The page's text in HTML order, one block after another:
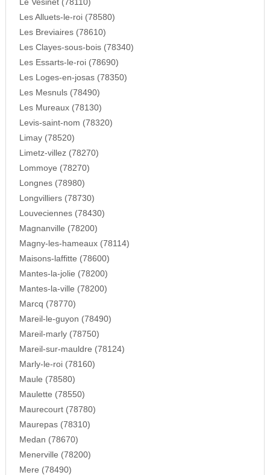
Le Vesinet (78110)
Les Alluets-le-roi (78580)
Les Breviaires (78610)
Les Clayes-sous-bois (78340)
Les Essarts-le-roi (78690)
Les Loges-en-josas (78350)
Les Mesnuls (78490)
Les Mureaux (78130)
Levis-saint-nom (78320)
Limay (78520)
Limetz-villez (78270)
Lommoye (78270)
Longnes (78980)
Longvilliers (78730)
Louveciennes (78430)
Magnanville (78200)
Magny-les-hameaux (78114)
Maisons-laffitte (78600)
Mantes-la-jolie (78200)
Mantes-la-ville (78200)
Marcq (78770)
Mareil-le-guyon (78490)
Mareil-marly (78750)
Mareil-sur-mauldre (78124)
Marly-le-roi (78160)
Maule (78580)
Maulette (78550)
Maurecourt (78780)
Maurepas (78310)
Medan (78670)
Menerville (78200)
Mere (78490)